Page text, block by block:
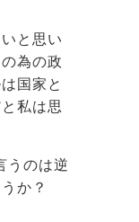
と思い
為の政
国家と
私は思
うのは逆
か？